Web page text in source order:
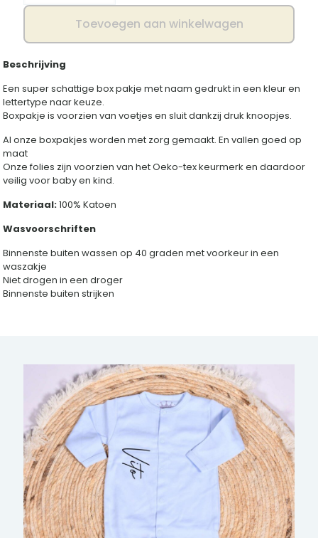
Toevoegen aan winkelwagen
Beschrijving
Een super schattige box pakje met naam gedrukt in een kleur en
lettertype naar keuze.
Boxpakje is voorzien van voetjes en sluit dankzij druk knoopjes.
Al onze boxpakjes worden met zorg gemaakt. En vallen goed op
maat
Onze folies zijn voorzien van het Oeko-tex keurmerk en daardoor
veilig voor baby en kind.
Materiaal:100% Katoen
Wasvoorschriften
Binnenste buiten wassen op 40 graden met voorkeur in een
waszakje
Niet drogen in een droger
Binnenste buiten strijken